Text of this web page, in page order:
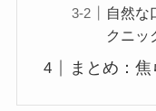
自然な
クニッ
まとめ：